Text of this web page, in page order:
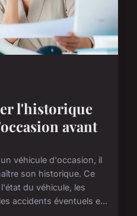
l'historique
avant
véhicule d'occasion, il
son historique. Ce
du véhicule, les
accidents éventuels e...